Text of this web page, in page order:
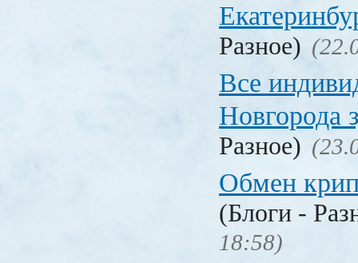
Разное)
Все
Новгорода
Разное)
Обмен
(Блоги -
18:58)